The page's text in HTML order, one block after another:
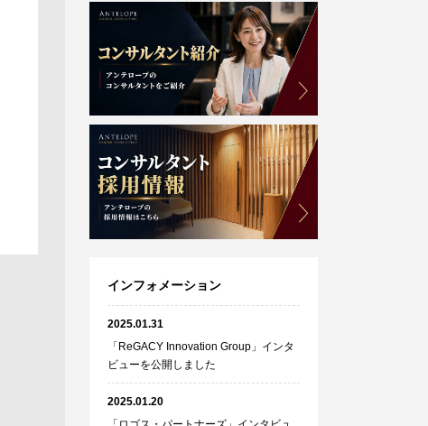
インフォメーション
2025.01.31
「ReGACY Innovation Group」インタ
ビューを公開しました
2025.01.20